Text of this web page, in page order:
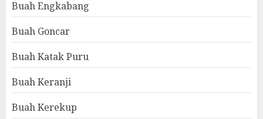
Buah Engkabang
Buah Goncar
Buah Katak Puru
Buah Keranji
Buah Kerekup